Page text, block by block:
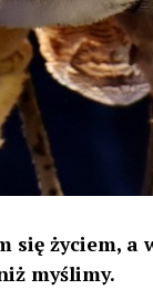
się życiem,
myślimy.